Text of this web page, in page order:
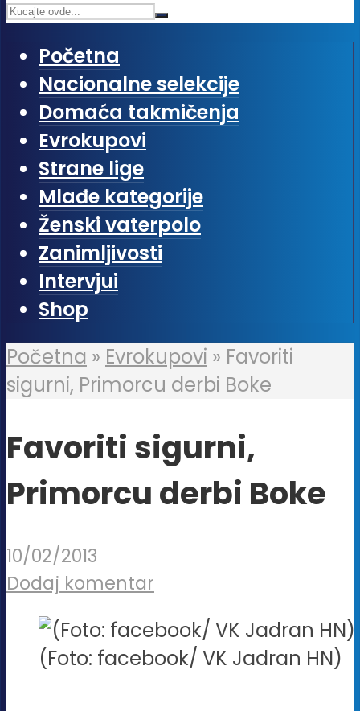
Početna
Nacionalne selekcije
Domaća takmičenja
Evrokupovi
Strane lige
Mlađe kategorije
Ženski vaterpolo
Zanimljivosti
Intervjui
Shop
Početna » Evrokupovi » Favoriti
sigurni, Primorcu derbi Boke
Favoriti sigurni,
Primorcu derbi Boke
10/02/2013
Dodaj komentar
(Foto: facebook/ VK Jadran HN)